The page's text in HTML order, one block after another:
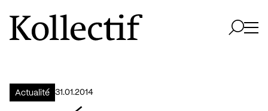
Aller à la page d'accueil
Logo Kollectif
Actualité 31.01.2014